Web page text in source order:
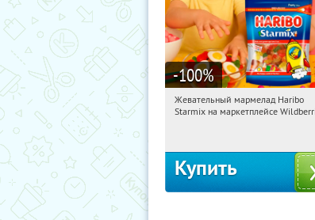
-100%
09:20:46 Получили:
Жевательный мармелад Haribo
Starmix на маркетплейсе
Купить